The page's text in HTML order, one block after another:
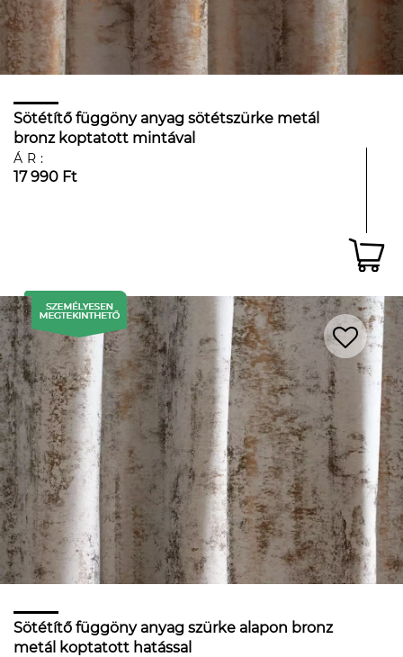
Sötétítő függöny anyag sötétszürke metál
bronz koptatott mintával
ÁR:
17 990 Ft
Sötétítő függöny anyag szürke alapon bronz
metál koptatott hatással